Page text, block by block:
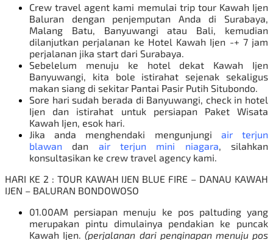
Crew travel agent kami memulai trip tour Kawah Ijen
Baluran dengan penjemputan Anda di Surabaya,
Malang Batu, Banyuwangi atau Bali, kemudian
dilanjutkan perjalanan ke Hotel Kawah Ijen -+ 7 jam
perjalanan jika start dari Surabaya
Sebelelum menuju ke hotel dekat Kawah Ijen
Banyuwangi, kita bole istirahat sejenak sekaligus
makan siang di sekitar Pantai Pasir Putih Situbondo.
Sore hari sudah berada di Banyuwangi, check in hotel
Ijen dan istirahat untuk persiapan Paket Wisata
Kawah Ijen , esok hari.
Jika anda menghendaki mengunjungi air terjun
blawan dan air terjun mini niagara , silahkan
konsultasikan ke crew travel agency kami.
HARI KE 2 : TOUR KAWAH IJEN BLUE FIRE – DANAU KAWAH
IJEN – BALURAN BONDOWOSO
01.00AM persiapan menuju ke pos paltuding yang
merupakan pintu dimulainya pendakian ke puncak
Kawah Ijen.(perjalanan dari penginapan menuju pos